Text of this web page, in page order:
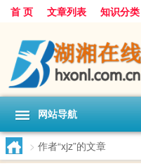
首 页 文章列表 知识分类
网站导航
> 作者“xjz”的文章